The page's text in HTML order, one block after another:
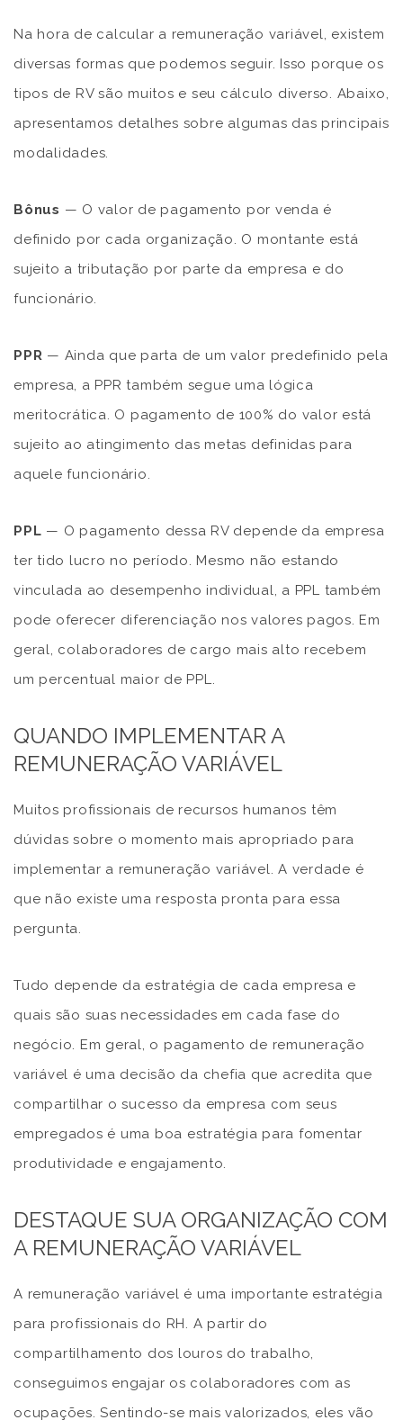
Na hora de calcular a remuneração variável, existem
diversas formas que podemos seguir. Isso porque os
tipos de RV são muitos e seu cálculo diverso. Abaixo,
apresentamos detalhes sobre algumas das principais
modalidades.
Bônus — O valor de pagamento por venda é
definido por cada organização. O montante está
sujeito a tributação por parte da empresa e do
funcionário.
PPR — Ainda que parta de um valor predefinido pela
empresa, a PPR também segue uma lógica
meritocrática. O pagamento de 100% do valor está
sujeito ao atingimento das metas definidas para
aquele funcionário.
PPL — O pagamento dessa RV depende da empresa
ter tido lucro no período. Mesmo não estando
vinculada ao desempenho individual, a PPL também
pode oferecer diferenciação nos valores pagos. Em
geral, colaboradores de cargo mais alto recebem
um percentual maior de PPL.
QUANDO IMPLEMENTAR A
REMUNERAÇÃO VARIÁVEL
Muitos profissionais de recursos humanos têm
dúvidas sobre o momento mais apropriado para
implementar a remuneração variável. A verdade é
que não existe uma resposta pronta para essa
pergunta.
Tudo depende da estratégia de cada empresa e
quais são suas necessidades em cada fase do
negócio. Em geral, o pagamento de remuneração
variável é uma decisão da chefia que acredita que
compartilhar o sucesso da empresa com seus
empregados é uma boa estratégia para fomentar
produtividade e engajamento.
DESTAQUE SUA ORGANIZAÇÃO COM
A REMUNERAÇÃO VARIÁVEL
A remuneração variável é uma importante estratégia
para profissionais do RH. A partir do
compartilhamento dos louros do trabalho,
conseguimos engajar os colaboradores com as
ocupações. Sentindo-se mais valorizados, eles vão